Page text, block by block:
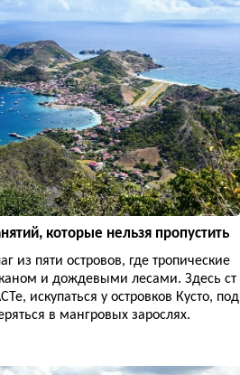
которые нельзя пропустить
из пяти островов, где тропические
и дождевыми лесами. Здесь ст
искупаться у островков Кусто, под
в мангровых зарослях.